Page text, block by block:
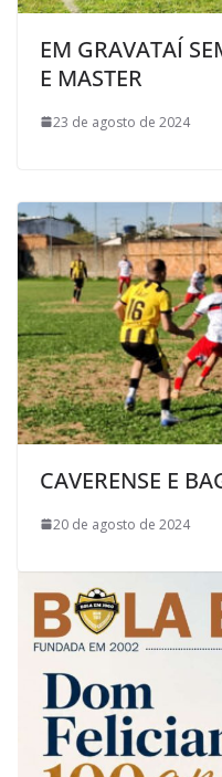
EM GRAVATAÍ
E MASTER
23 de agosto de 2024
CAVERENSE E
20 de agosto de 2024